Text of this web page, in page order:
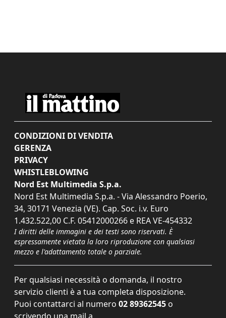
CONDIZIONI DI VENDITA
GERENZA
PRIVACY
WHISTLEBLOWING
Nord Est Multimedia S.p.a.
Nord Est Multimedia S.p.a. - Via Alessandro Poerio,
34, 30171 Venezia (VE). Cap. Soc. i.v. Euro
1.432.522,00 C.F. 05412000266 e REA VE-454332
I diritti delle immagini e dei testi sono riservati. È
espressamente vietata la loro riproduzione con qualsiasi
mezzo e l'adattamento totale o parziale.
Per qualsiasi necessità o domanda, il nostro
servizio clienti è a tua completa disposizione.
Puoi contattarci al numero 02 89362545 o